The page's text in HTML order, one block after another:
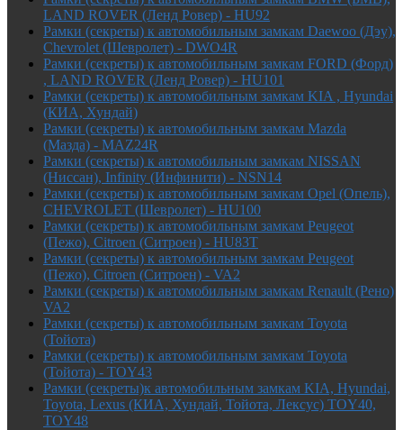
LAND ROVER (Ленд Ровер) - HU92
Рамки (секреты) к автомобильным замкам Daewoo (Дэу),
Chevrolet (Шевролет) - DWO4R
Рамки (секреты) к автомобильным замкам FORD (Форд)
, LAND ROVER (Ленд Ровер) - HU101
Рамки (секреты) к автомобильным замкам KIA , Hyundai
(КИА, Хундай)
Рамки (секреты) к автомобильным замкам Mazda
(Мазда) - MAZ24R
Рамки (секреты) к автомобильным замкам NISSAN
(Ниссан), Infinity (Инфинити) - NSN14
Рамки (секреты) к автомобильным замкам Opel (Опель),
CHEVROLET (Шевролет) - HU100
Рамки (секреты) к автомобильным замкам Peugeot
(Пежо), Citroen (Ситроен) - HU83T
Рамки (секреты) к автомобильным замкам Peugeot
(Пежо), Citroen (Ситроен) - VA2
Рамки (секреты) к автомобильным замкам Renault (Рено)
VA2
Рамки (секреты) к автомобильным замкам Toyota
(Тойота)
Рамки (секреты) к автомобильным замкам Toyota
(Тойота) - TOY43
Рамки (секреты)к автомобильным замкам KIA, Hyundai,
Toyota, Lexus (КИА, Хундай, Тойота, Лексус) TOY40,
TOY48